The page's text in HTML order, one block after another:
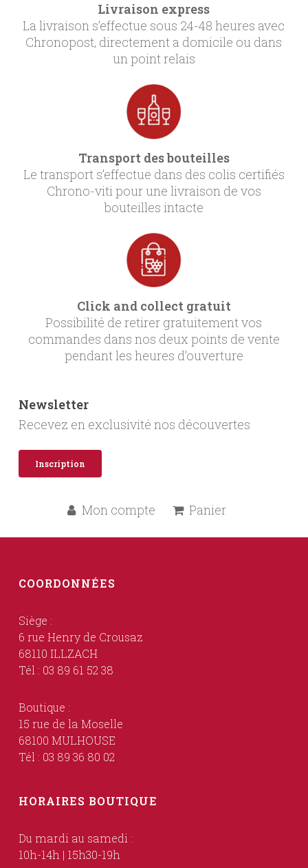
Livraison express
La livraison s’effectue sous 24-48 heures avec
Chronopost, directement a domicile ou dans
un point relais
Transport des bouteilles
Le transport s’effectue dans des colis certifiés
Chrono-viti pour une livraison de vos
bouteilles intacte
Click and collect gratuit
Possibilité de retirer gratuitement vos
commandes dans nos deux points de vente
pendant les heures d’ouverture
Newsletter
Recevez en exclusivité nos découvertes
Inscription
Mon compte Panier
COORDONNÉES
Siège :
6 rue Henry de Crousaz
68110 ILLZACH
Tél : 03 89 61 52 38
Boutique :
15 rue de la Moselle
68100 MULHOUSE
Tél : 03 89 36 80 02
HORAIRES BOUTIQUE
Du mardi au samedi :
10h-14h | 15h30-19h